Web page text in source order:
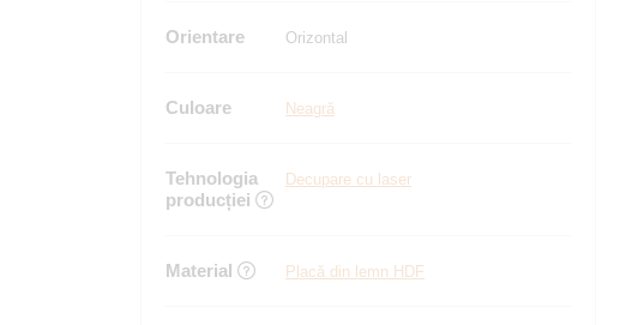
Orientare Orizontal
Culoare Neagră
Tehnologia
producției
Decupare cu laser
Material Placă din lemn HDF